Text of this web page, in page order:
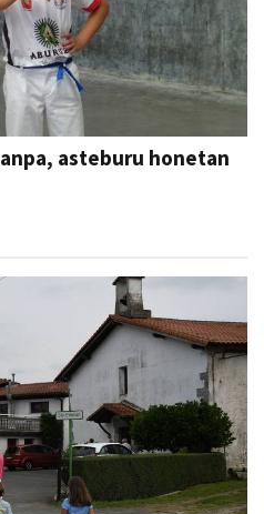
asteburu honetan